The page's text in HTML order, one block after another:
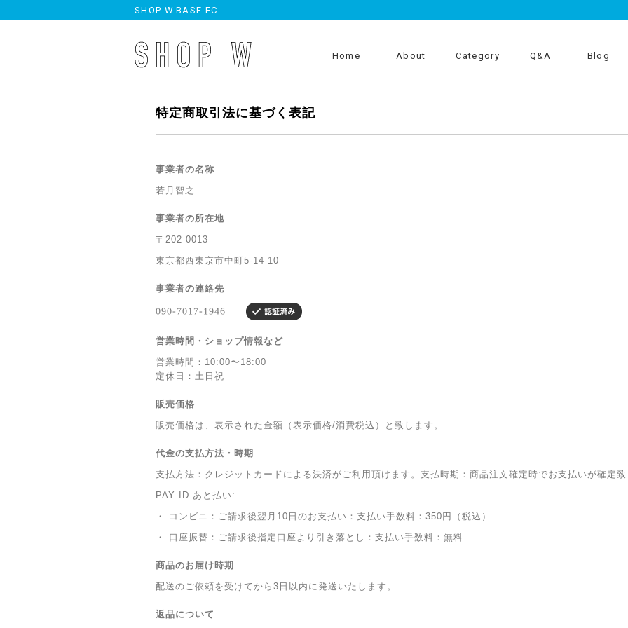
SHOP W.BASE.EC
Home About Category Q&A Blog
特定商取引法に基づく表記
事業者の名称
若月智之
事業者の所在地
〒202-0013
東京都西東京市中町5-14-10
事業者の連絡先
営業時間・ショップ情報など
営業時間：10:00〜18:00
定休日：土日祝
販売価格
販売価格は、表示された金額（表示価格/消費税込）と致します。
代金の支払方法・時期
支払方法：クレジットカードによる決済がご利用頂けます。支払時期：商品注文確定時でお支払いが確定
PAY ID あと払い:
・ コンビニ：ご請求後翌月10日のお支払い：支払い手数料：350円（税込）
・ 口座振替：ご請求後指定口座より引き落とし：支払い手数料：無料
商品のお届け時期
配送のご依頼を受けてから3日以内に発送いたします。
返品について